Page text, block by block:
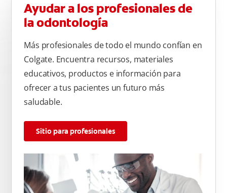
Ayudar a los profesionales de
la odontología
Más profesionales de todo el mundo confían en
Colgate. Encuentra recursos, materiales
educativos, productos e información para
ofrecer a tus pacientes un futuro más
saludable.
Sitio para profesionales